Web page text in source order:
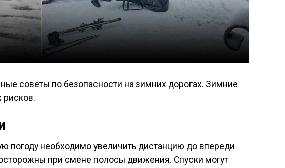
советы по безопасности на зимних дорогах. Зимние
погоду необходимо увеличить дистанцию до впереди
при смене полосы движения. Спуски могут